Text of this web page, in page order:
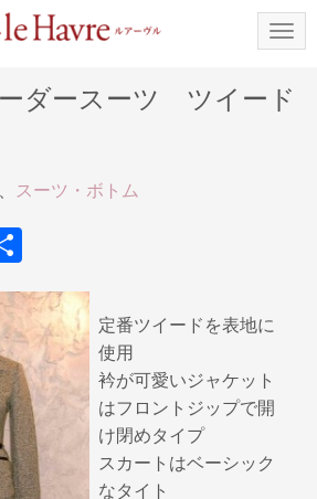
N
a
g
ダースーツ ツイード
、 スーツ・ボトム
有
定番ツイードを表地に
使用
衿が可愛いジャケット
はフロントジップで開
け閉めタイプ
スカートはベーシック
なタイト